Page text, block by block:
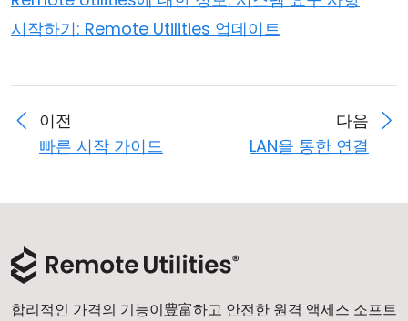
시작하기: Remote Utilities 업데이트
이전
빠른 시작 가이드
다음
LAN을 통한 연결
합리적인 가격의 기능이豊富하고 안전한 원격 액세스 소프트